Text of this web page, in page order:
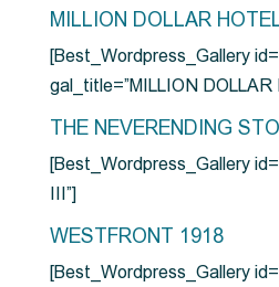
MILLION DOLLAR
[Best_Wordpress_Gallery
gal_title=”MILLION DOLLAR
THE NEVERENDING
[Best_Wordpress_Gallery
III”]
WESTFRONT 1918
[Best_Wordpress_Gallery